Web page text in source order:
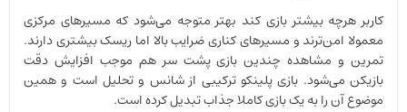
کاربر هرچه بیشتر بازی کند بهتر متوجه می‌شود که مسیرهای مرکزی
معمولا امن‌ترند و مسیرهای کناری ضرایب بالا اما ریسک بیشتری دارند.
تمرین و مشاهده چندین بازی پشت سر هم موجب افزایش دقت
بازیکن می‌شود. بازی پلینکو ترکیبی از شانس و تحلیل است و همین
موضوع آن را به یک بازی کاملا جذاب تبدیل کرده است.